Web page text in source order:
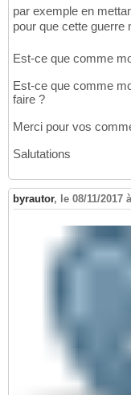
par exemple en
pour que cette guerre
Est-ce que comme
Est-ce que comme
faire ?
Merci pour vos
Salutations
byrautor, le 08/11/2017